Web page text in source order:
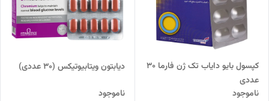
کپسول بایو دایاب تک ژن فارما 30
عددی
ناموجود
دیابتون ویتابیوتیکس (30 عددی)
ناموجود